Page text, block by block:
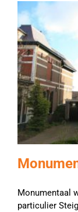
Monumentaal
particulier